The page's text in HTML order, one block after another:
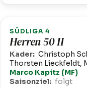
SÜDLIGA 4
Herren 50 II
Kader: Christoph
Thorsten Lieckfeldt,
Marco Kapitz (MF)
Saisonziel: folgt